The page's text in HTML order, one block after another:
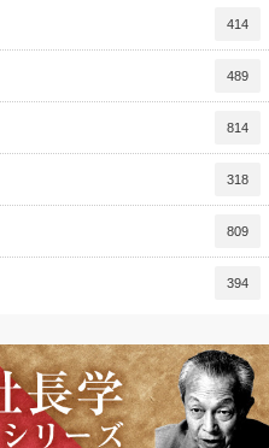
414
489
814
318
809
394